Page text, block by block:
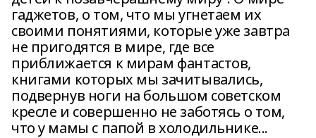
гаджетов, о том, что мы угнетаем их
своими понятиями, которые уже завтра
не пригодятся в мире, где все
приближается к мирам фантастов,
книгами которых мы зачитывались,
подвернув ноги на большом советском
кресле и совершенно не заботясь о том,
что у мамы с папой в холодильнике...